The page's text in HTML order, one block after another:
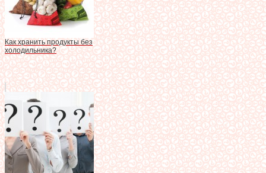
Как хранить продукты без
холодильника?